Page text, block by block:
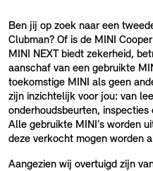
Ben jij op zoek naar een
Clubman? Of is de MINI
MINI NEXT biedt zekerheid,
aanschaf van een gebruikte
toekomstige MINI als geen
zijn inzichtelijk voor jou: van
onderhoudsbeurten,
Alle gebruikte MINI’s worden
deze verkocht mogen worden
Aangezien wij overtuigd zijn